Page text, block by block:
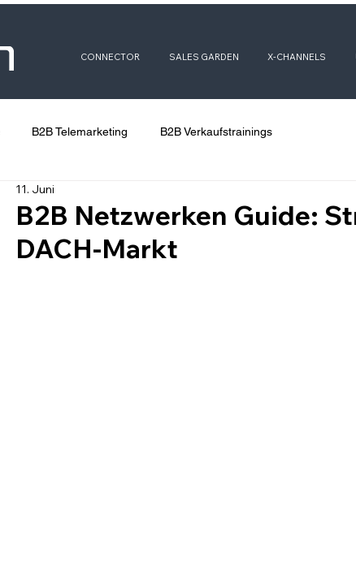
CONNECTOR SALES GARDEN X-CHANNELS
B2B Telemarketing B2B Verkaufstrainings
B2B Netzwerken Guide:
DACH-Markt
11. Juni